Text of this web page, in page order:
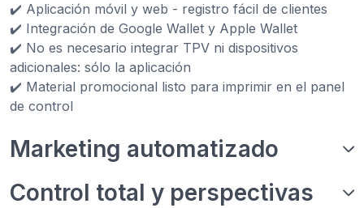
✔️ Aplicación móvil y web - registro fácil de clientes
✔️ Integración de Google Wallet y Apple Wallet
✔️ No es necesario integrar TPV ni dispositivos
adicionales: sólo la aplicación
✔️ Material promocional listo para imprimir en el panel
de control
Marketing automatizado
Control total y perspectivas